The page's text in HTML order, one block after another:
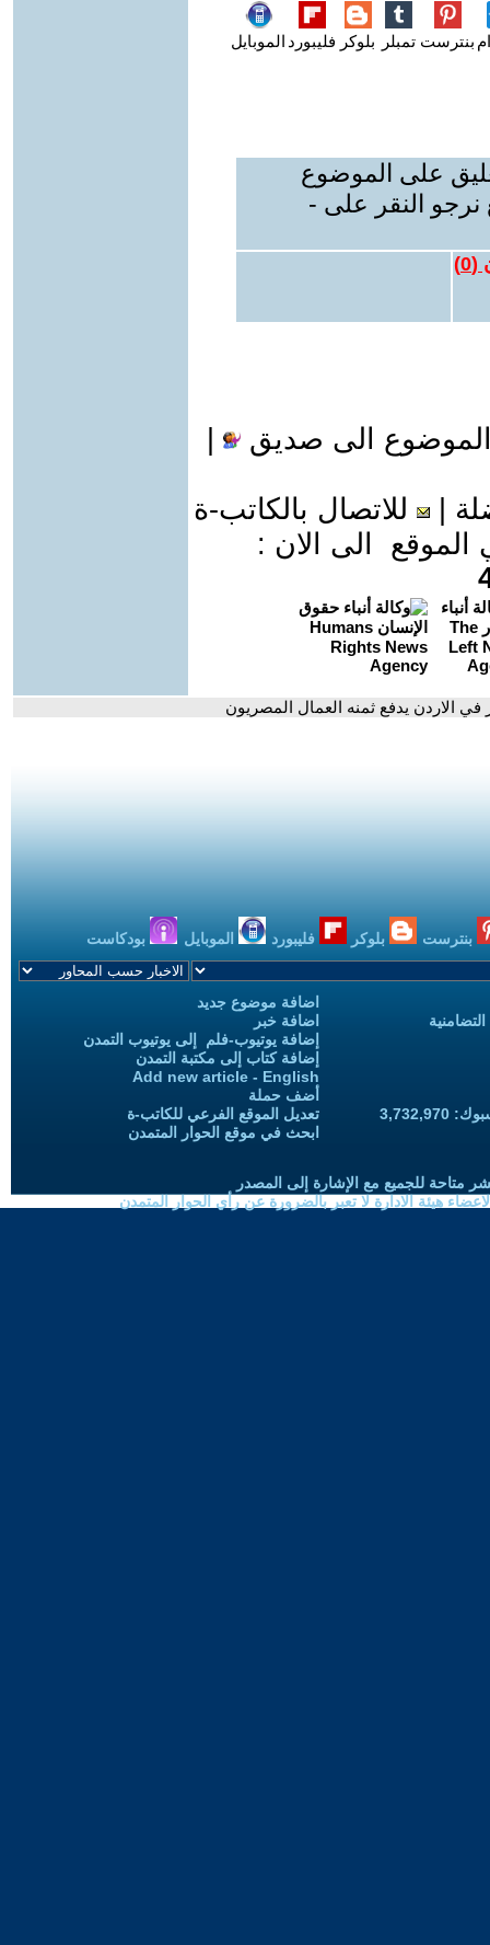
بنترست تمبلر بلوكر فليبورد الموبايل
على الموضوع
نرجو النقر على -
(
0
)
الى صديق
للاتصال بالكاتب-ة
الى الان :
في الاردن يدفع ثمنه العمال المصريون
بنترست بلوكر فليبورد الموبايل بودكاست
اضافة موضوع جديد
اضافة خبر
إضافة يوتيوب-فلم إلى يوتيوب التمدن
إضافة كتاب إلى مكتبة التمدن
Add new article - English
أضف حملة
تعديل الموقع الفرعي للكاتب-ة
ابحث في موقع الحوار المتمدن
متاحة للجميع مع الإشارة إلى المصدر
هيئة الادارة لا تعبر بالضرورة عن رأي الحوار المتمدن